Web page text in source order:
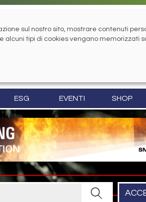
ESG EVENTI SHOP
sul nostro sito, mostrare contenuti
tipi di cookies vengano memorizzati